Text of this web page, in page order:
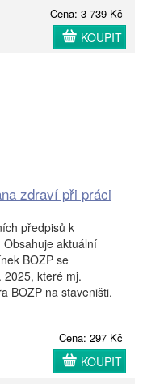
Cena: 3 739 Kč
KOUPIT
zdraví při práci
předpisů k
aktuální
BOZP se
2025, které mj.
BOZP na staveništi.
Cena: 297 Kč
KOUPIT